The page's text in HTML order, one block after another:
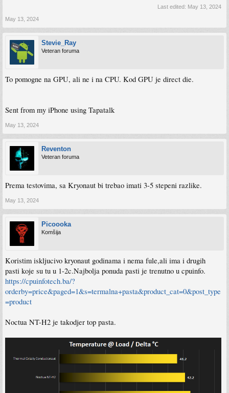
Last edited: May 13, 2024
May 13, 2024
Stevie_Ray
Veteran foruma
To pomogne na GPU, ali ne i na CPU. Kod GPU je direct die.
Sent from my iPhone using Tapatalk
May 13, 2024
Reventon
Veteran foruma
Prema testovima, sa Kryonaut bi trebao imati 3-5 stepeni razlike.
May 13, 2024
Picoooka
Komšija
Koristim iskljucivo kryonaut godinama i nema fule,ali ima i drugih
pasti koje su tu u 1-2c.Najbolja ponuda pasti je trenutno u cpuinfo.
https://cpuinfotech.ba/?
orderby=price&paged=1&s=termalna+pasta&product_cat=0&post_type
=product
Noctua NT-H2 je takodjer top pasta.